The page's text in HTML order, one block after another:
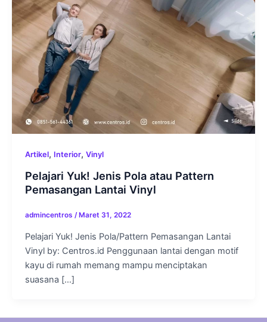
Artikel, Interior, Vinyl
Pelajari Yuk! Jenis Pola atau Pattern
Pemasangan Lantai Vinyl
admincentros / Maret 31, 2022
Pelajari Yuk! Jenis Pola/Pattern Pemasangan Lantai
Vinyl by: Centros.id Penggunaan lantai dengan motif
kayu di rumah memang mampu menciptakan
suasana […]